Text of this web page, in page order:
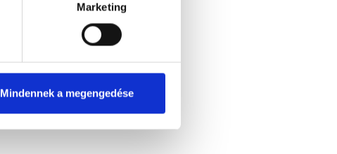
Marketing
Mindennek a megengedése